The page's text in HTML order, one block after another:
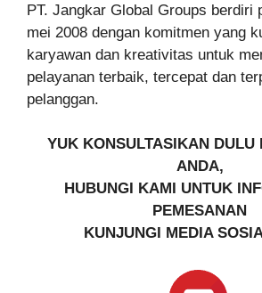
PT. Jangkar Global Groups berdiri
mei 2008 dengan komitmen yang
karyawan dan kreativitas untuk
pelayanan terbaik, tercepat dan
pelanggan.
YUK KONSULTASIKAN DULU
ANDA,
HUBUNGI KAMI UNTUK
PEMESANAN
KUNJUNGI MEDIA